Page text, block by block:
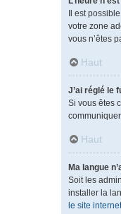
Il est
votre zone
vous n’êtes
Haut
J’ai réglé le
Si vous êtes
Haut
Ma langue
Soit les
installer la
le site